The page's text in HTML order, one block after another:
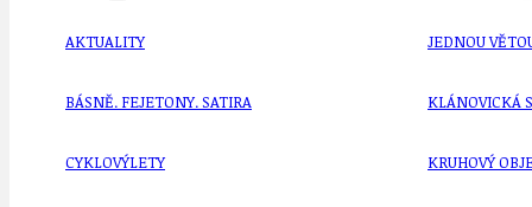
AKTUALITY
BÁSNĚ. FEJETONY. SATIRA
CYKLOVÝLETY
JEDNOU
KLÁNOVICKÁ
KRUHOVÝ